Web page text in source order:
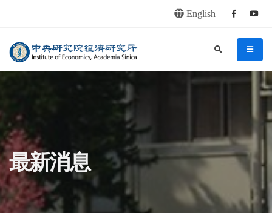
English Facebook
中央研究院經濟研究所 menu
search
最新消息